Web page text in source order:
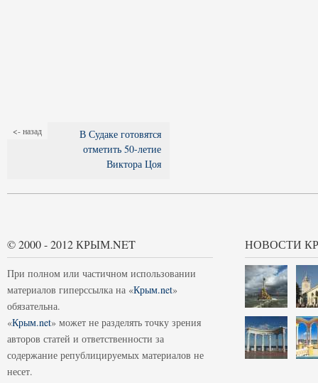
<- назад
В Судаке готовятся
отметить 50-летие
Виктора Цоя
© 2000 - 2012 КРЫМ.NET
При полном или частичном использовании
материалов гиперссылка на «Крым.net»
обязательна.
«Крым.net» может не разделять точку зрения
авторов статей и ответственности за
содержание републицируемых материалов не
несет.
НОВОСТИ